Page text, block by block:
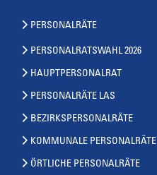
PERSONALRÄTE
PERSONALRATSWAHL 2026
HAUPTPERSONALRAT
PERSONALRÄTE LAS
BEZIRKSPERSONALRÄTE
KOMMUNALE PERSONALRÄTE
ÖRTLICHE PERSONALRÄTE